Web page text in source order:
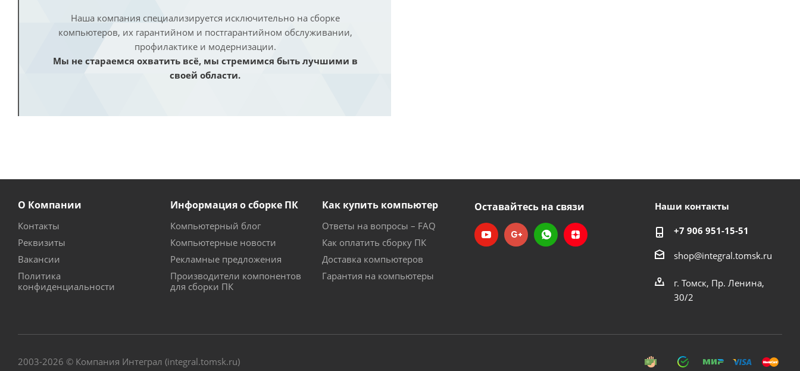
Наша компания специализируется исключительно на сборке
компьютеров, их гарантийном и постгарантийном обслуживании,
профилактике и модернизации.
Мы не стараемся охватить всё, мы стремимся быть лучшими в
своей области.
О Компании
Контакты
Реквизиты
Вакансии
Политика
конфиденциальности
Информация о сборке ПК
Компьютерный блог
Компьютерные новости
Рекламные предложения
Производители компонентов
для сборки ПК
Как купить компьютер
Ответы на вопросы – FAQ
Как оплатить сборку ПК
Доставка компьютеров
Гарантия на компьютеры
Оставайтесь на связи Наши контакты
+7 906 951-15-51
shop@integral.tomsk.ru
г. Томск, Пр. Ленина,
30/2
2003-2026 © Компания Интеграл (integral.tomsk.ru)